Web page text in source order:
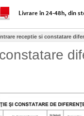
Livrare în 24-48h, din
receptie si constatare